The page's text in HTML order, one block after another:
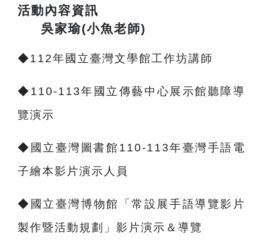
吳家瑜(小魚老師)
◆112年國立臺灣文學館工作坊講師
◆110-113年國立傳藝中心展示館聽障導
覽演示
◆國立臺灣圖書館110-113年臺灣手語電
子繪本影片演示人員
◆國立臺灣博物館「常設展手語導覽影片
製作暨活動規劃」影片演示＆導覽